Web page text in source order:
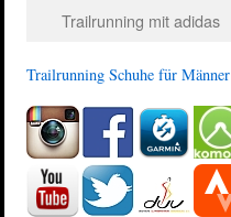
Trailrunning mit adidas
Trailrunning Schuhe für Männer